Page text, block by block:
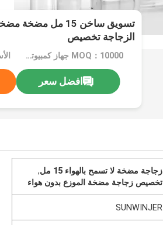
تسويق ساخن 15 مل
الزجاجة تخصيص
MOQ：10000 جهاز كمبيوتر شخصى
افضل سعر
زجاجة مضخة لا تسمح بالهواء 15 مل
,
تخصيص زجاجة مضخة الموزع بدون هواء
SUNWINJER